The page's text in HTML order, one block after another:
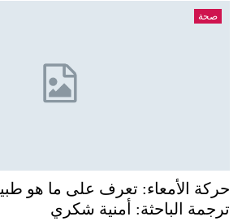
صحة
حركة الأمعاء: تعرف على ما هو
ترجمة الباحثة: أمنية شكري